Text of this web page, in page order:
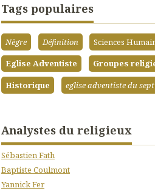
Tags populaires
Nègre Définition Sciences
Eglise Adventiste
Groupes
Historique
eglise adventiste du
Analystes du religieux
Sébastien Fath
Baptiste Coulmont
Yannick Fer